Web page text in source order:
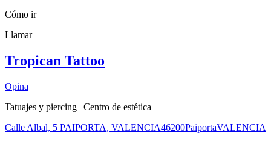
Cómo ir
Llamar
Tropican Tattoo
Opina
Tatuajes y piercing | Centro de estética
Calle Albal, 5 PAIPORTA, VALENCIA46200PaiportaVALENCIA